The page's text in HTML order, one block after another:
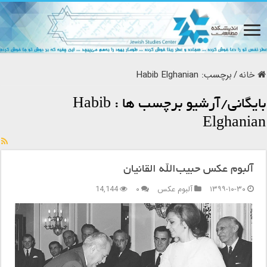
خانه/برچسب: Habib Elghanian
بایگانی/آرشیو برچسب ها : Habib
Elghanian
آلبوم عکس حبیب‌الله القانیان
۱۳۹۹-۱۰-۳۰
آلبوم عکس ۰ 14,144